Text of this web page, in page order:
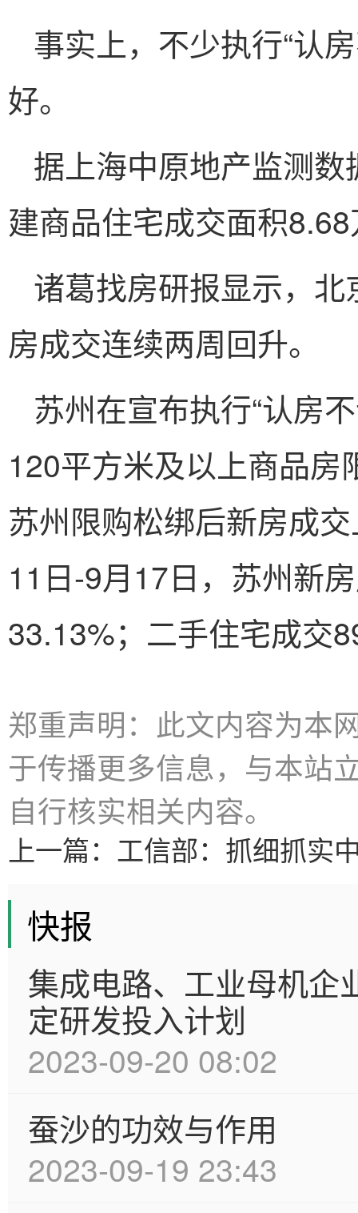
事实上，不少执行“认
好。
据上海中原地产监测
建商品住宅成交面积
诸葛找房研报显示，北
房成交连续两周回升。
苏州在宣布执行“认房
120平方米及以上商品
苏州限购松绑后新房成
11日-9月17日，苏州新
33.13%；二手住宅成交
郑重声明：此文内容为本
于传播更多信息，与本站
自行核实相关内容。
上一篇： 工信部：抓细抓实
快报
集成电路、工业母机企
定研发投入计划
2023-09-20 08:02
蚕沙的功效与作用
2023-09-19 23:43